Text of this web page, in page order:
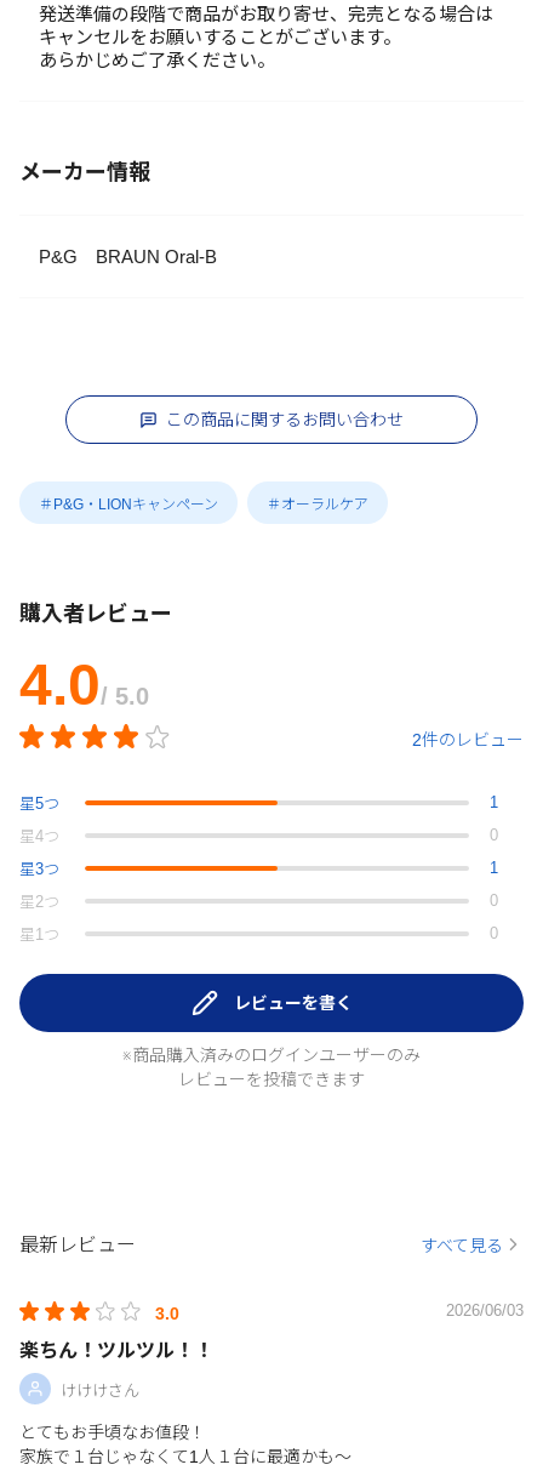
発送準備の段階で商品がお取り寄せ、完売となる場合は
キャンセルをお願いすることがございます。
あらかじめご了承ください。
メーカー情報
P&G BRAUN Oral-B
この商品に関するお問い合わせ
＃P&G・LIONキャンペーン ＃オーラルケア
購入者レビュー
4.0/ 5.0
2件のレビュー
星5つ
1
星4つ
0
星3つ
1
星 2つ
0
星 1つ 0
レビューを書く
※商品購入済みのログインユーザーのみ
レビューを投稿できます
最新レビュー すべて見る
3.0 2026/06/03
楽ちん！ツルツル！！
けけけさん
とてもお手頃なお値段！
家族で１台じゃなくて1人１台に最適かも〜